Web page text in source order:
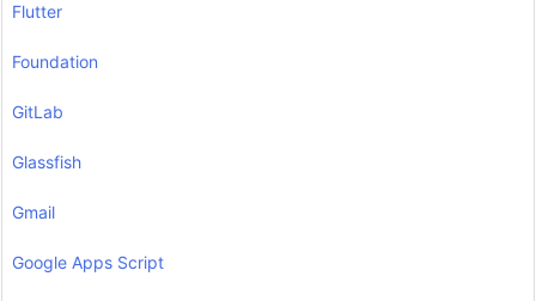
Flutter
Foundation
GitLab
Glassfish
Gmail
Google Apps Script